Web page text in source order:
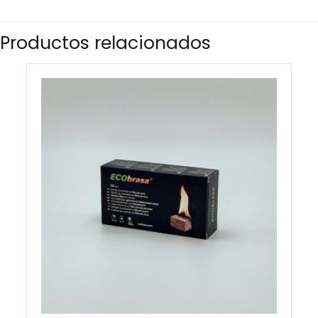
Productos relacionados